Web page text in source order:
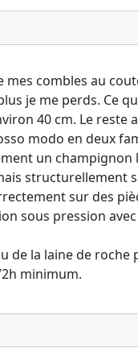
combles au
je me perds. Ce
40 cm. Le reste
modo en deux
un
structurellement
sur des
sous pression
la laine de
minimum.